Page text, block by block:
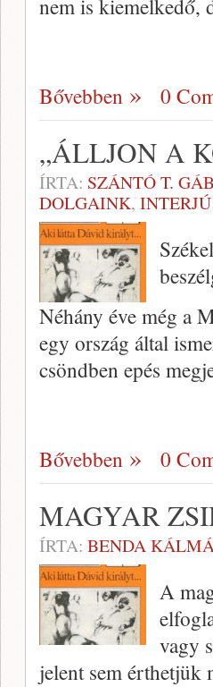
nem is kiemelkedő,
Bővebben 0
„ÁLLJON A
ÍRTA: SZÁNTÓ T.
DOLGAINK, INTERJÚ
Néhány éve még a
egy ország által
csöndben epés
Bővebben 0
MAGYAR
ÍRTA: BENDA
A
vagy
jelent sem érthetjük